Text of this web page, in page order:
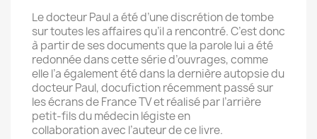
Le docteur Paul a été d’une discrétion de tombe
sur toutes les affaires qu’il a rencontré. C’est donc
à partir de ses documents que la parole lui a été
redonnée dans cette série d’ouvrages, comme
elle l’a également été dans la dernière autopsie du
docteur Paul, docufiction récemment passé sur
les écrans de France TV et réalisé par l’arrière
petit-fils du médecin légiste en
collaboration avec l’auteur de ce livre.